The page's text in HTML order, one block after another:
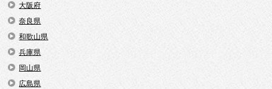
大阪府
奈良県
和歌山県
兵庫県
岡山県
広島県